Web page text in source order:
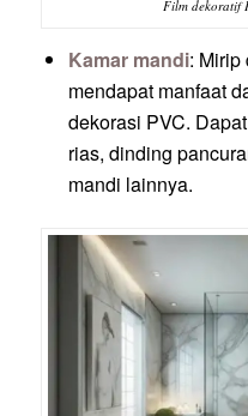
Film dekoratif
Kamar mandi: Mirip
mendapat manfaat
dekorasi PVC.
rias, dinding
mandi lainnya.